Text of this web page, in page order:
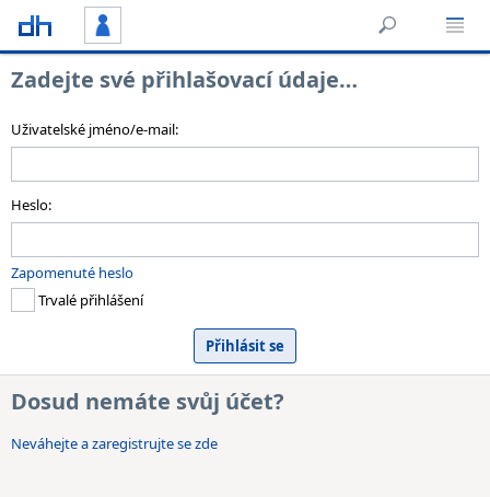
Zadejte své přihlašovací údaje…
Uživatelské jméno/e-mail:
Heslo:
Zapomenuté heslo
Trvalé přihlášení
Dosud nemáte svůj účet?
Neváhejte a zaregistrujte se zde